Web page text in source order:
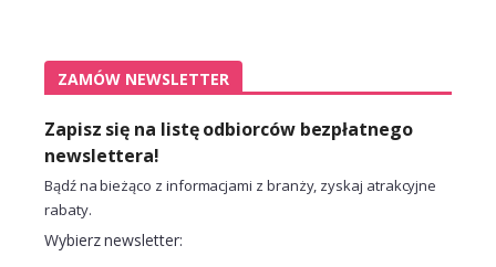
ZAMÓW NEWSLETTER
Zapisz się na listę odbiorców bezpłatnego
newslettera!
Bądź na bieżąco z informacjami z branży, zyskaj atrakcyjne
rabaty.
Wybierz newsletter: